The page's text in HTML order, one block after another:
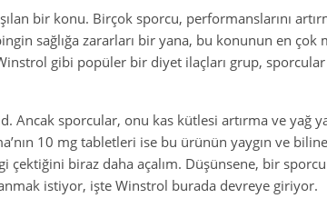
bir konu. Birçok sporcu, performanslarını
sağlığa zararları bir yana, bu konunun en çok
gibi popüler bir diyet ilaçları grup, sporcular
Ancak sporcular, onu kas kütlesi artırma ve yağ
10 mg tabletleri ise bu ürünün yaygın ve
çektiğini biraz daha açalım. Düşünsene, bir
istiyor, işte Winstrol burada devreye giriyor.